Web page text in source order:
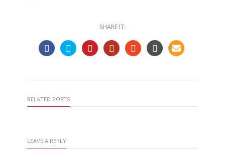
SHARE IT:
RELATED POSTS
LEAVE A REPLY